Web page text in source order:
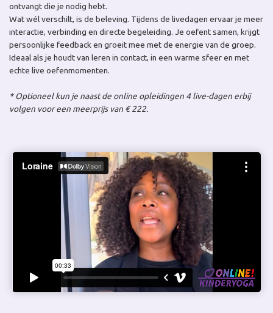
ontvangt die je nodig hebt.
Wat wél verschilt, is de beleving. Tijdens de livedagen ervaar je meer
interactie, verbinding en directe begeleiding. Je oefent samen, krijgt
persoonlijke feedback en groeit mee met de energie van de groep.
Ideaal als je houdt van leren in contact, in een warme sfeer en met
echte live oefenmomenten.
* Optioneel kun je naast de online opleidingen 4 live-dagen erbij
volgen voor een meerprijs van € 222.